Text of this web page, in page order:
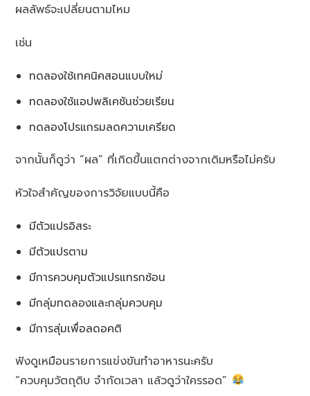
ผลลัพธ์จะเปลี่ยนตามไหม
เช่น
ทดลองใช้เทคนิคสอนแบบใหม่
ทดลองใช้แอปพลิเคชันช่วยเรียน
ทดลองโปรแกรมลดความเครียด
จากนั้นก็ดูว่า “ผล” ที่เกิดขึ้นแตกต่างจากเดิมหรือไม่ครับ
หัวใจสำคัญของการวิจัยแบบนี้คือ
มีตัวแปรอิสระ
มีตัวแปรตาม
มีการควบคุมตัวแปรแทรกซ้อน
มีกลุ่มทดลองและกลุ่มควบคุม
มีการสุ่มเพื่อลดอคติ
ฟังดูเหมือนรายการแข่งขันทำอาหารนะครับ
“ควบคุมวัตถุดิบ จำกัดเวลา แล้วดูว่าใครรอด”